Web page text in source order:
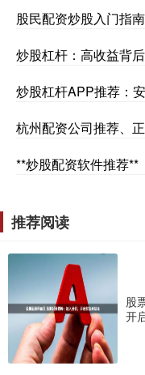
股民配资炒股入门指
炒股杠杆：高收益背
炒股杠杆APP推荐：
杭州配资公司推荐、
**炒股配资软件推荐**
推荐阅读
股
开